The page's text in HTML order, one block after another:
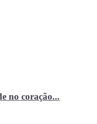
no coração...